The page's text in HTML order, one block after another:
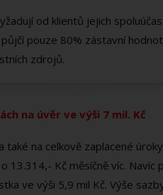
od klientů jejich
pouze 80% zástavní
zdrojů.
na úvěr ve výši 7 mil. Kč
na celkově zaplacené
Kč měsíčně víc. Navíc
ve výši 5,9 mil Kč. Výše